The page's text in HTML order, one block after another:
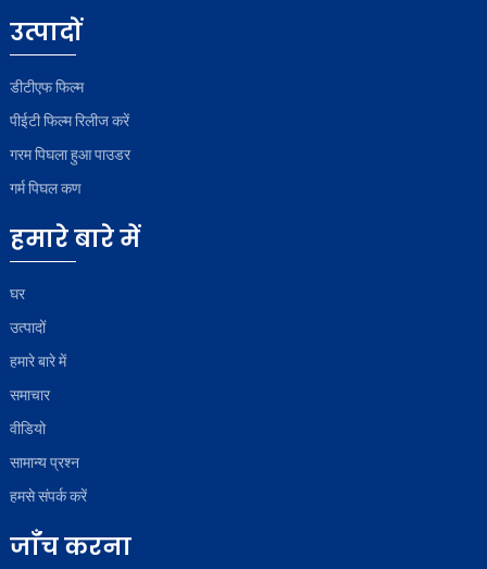
उत्पादों
डीटीएफ फिल्म
पीईटी फिल्म रिलीज करें
गरम पिघला हुआ पाउडर
गर्म पिघल कण
हमारे बारे में
घर
उत्पादों
हमारे बारे में
समाचार
वीडियो
सामान्य प्रश्न
हमसे संपर्क करें
जाँच करना